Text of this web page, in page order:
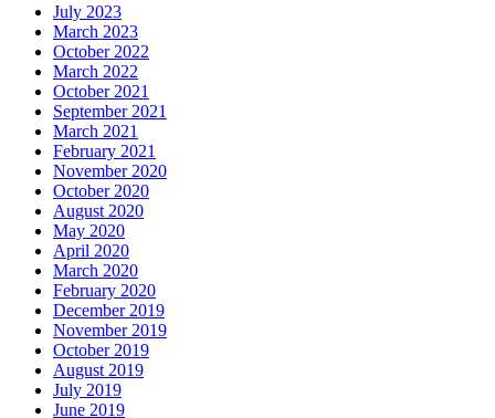
July 2023
March 2023
October 2022
March 2022
October 2021
September 2021
March 2021
February 2021
November 2020
October 2020
August 2020
May 2020
April 2020
March 2020
February 2020
December 2019
November 2019
October 2019
August 2019
July 2019
June 2019